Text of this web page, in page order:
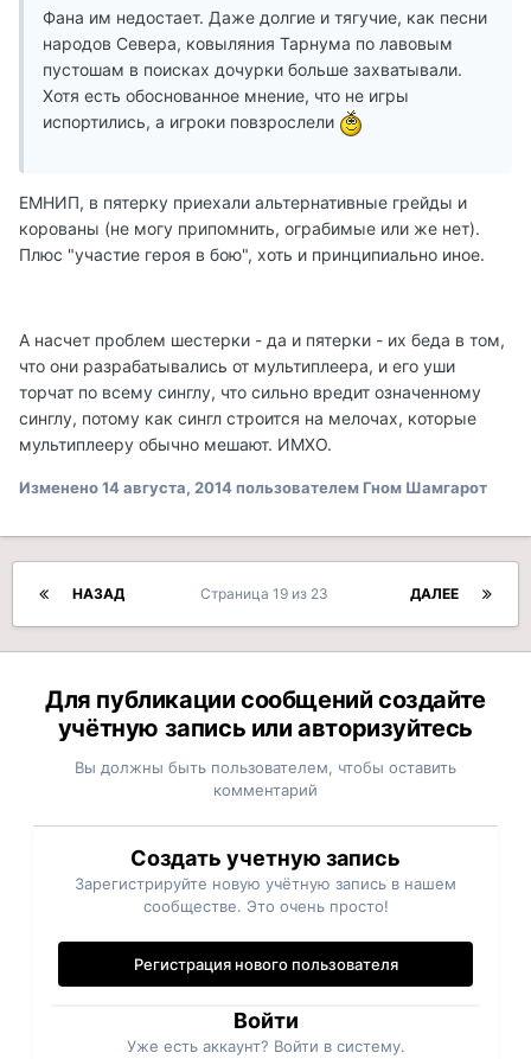
Фана им недостает. Даже долгие и тягучие, как песни
народов Севера, ковыляния Тарнума по лавовым
пустошам в поисках дочурки больше захватывали.
Хотя есть обоснованное мнение, что не игры
испортились, а игроки повзрослели
ЕМНИП, в пятерку приехали альтернативные грейды и
корованы (не могу припомнить, ограбимые или же нет).
Плюс "участие героя в бою", хоть и принципиально иное.
А насчет проблем шестерки - да и пятерки - их беда в том,
что они разрабатывались от мультиплеера, и его уши
торчат по всему синглу, что сильно вредит означенному
синглу, потому как сингл строится на мелочах, которые
мультиплееру обычно мешают. ИМХО.
Изменено14 августа, 2014пользователем Гном Шамгарот
НАЗАД ДАЛЕЕ
Страница 19 из 23
Для публикации сообщений создайте
учётную запись или авторизуйтесь
Вы должны быть пользователем, чтобы оставить
комментарий
Создать учетную запись
Зарегистрируйте новую учётную запись в нашем
сообществе. Это очень просто!
Регистрация нового пользователя
Войти
Уже есть аккаунт? Войти в систему.